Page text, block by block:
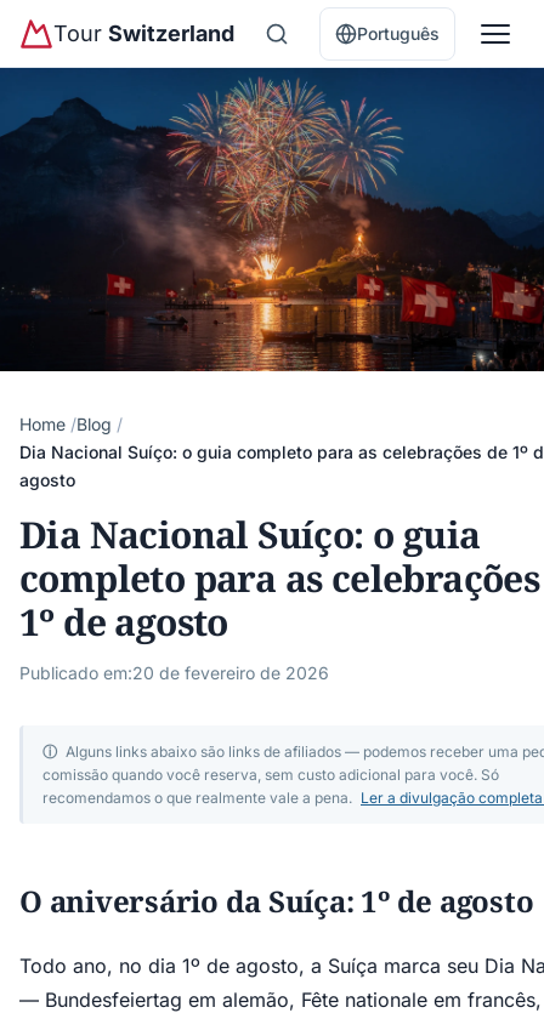
Tour Switzerland Português
Home Blog
Dia Nacional Suíço: o guia completo para as celebrações de 1º
agosto
Dia Nacional Suíço: o guia
completo para as
1º de agosto
Publicado em:20 de fevereiro de 2026
ⓘ Alguns links abaixo são links de afiliados — podemos receber uma
comissão quando você reserva, sem custo adicional para você. Só
recomendamos o que realmente vale a pena. Ler a divulgação
O aniversário da Suíça: 1º de agosto
Todo ano, no dia 1º de agosto, a Suíça marca seu Dia
— Bundesfeiertag em alemão, Fête nationale em francês,